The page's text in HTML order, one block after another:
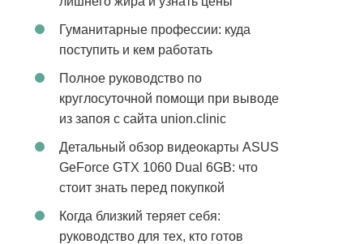
Гуманитарные профессии: куда
поступить и кем работать
Полное руководство по
круглосуточной помощи при выводе
из запоя с сайта union.clinic
Детальный обзор видеокарты ASUS
GeForce GTX 1060 Dual 6GB: что
стоит знать перед покупкой
Когда близкий теряет себя:
руководство для тех, кто готов